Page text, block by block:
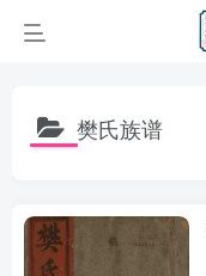
樊氏族谱